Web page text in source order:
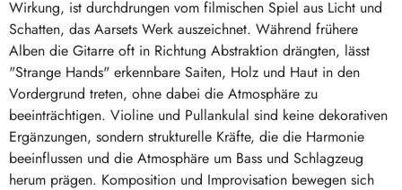
Wirkung, ist durchdrungen vom filmischen Spiel aus Licht und
Schatten, das Aarsets Werk auszeichnet. Während frühere
Alben die Gitarre oft in Richtung Abstraktion drängten, lässt
"Strange Hands" erkennbare Saiten, Holz und Haut in den
Vordergrund treten, ohne dabei die Atmosphäre zu
beeinträchtigen. Violine und Pullankulal sind keine dekorativen
Ergänzungen, sondern strukturelle Kräfte, die die Harmonie
beeinflussen und die Atmosphäre um Bass und Schlagzeug
herum prägen. Komposition und Improvisation bewegen sich